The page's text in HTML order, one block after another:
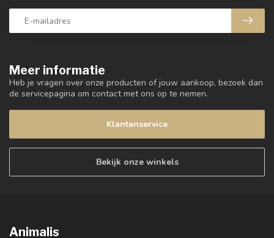
Meer informatie
Heb je vragen over onze producten of jouw aankoop, bezoek dan
de servicepagina om contact met ons op te nemen.
Klantenservice
Bekijk onze winkels
Animalis